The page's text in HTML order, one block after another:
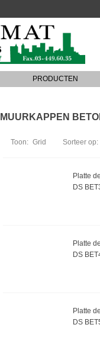
PRODUCTEN
MUURKAPPEN
Toon: Grid Sorteer op:
Platte
DS
Platte
DS
Platte
DS